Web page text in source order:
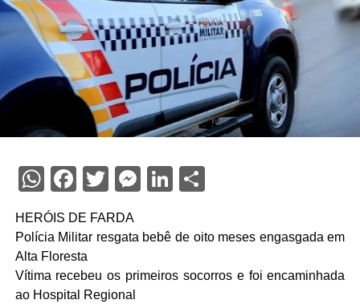
WhatsApp
Facebook
Twitter
Messenger
LinkedIn
Share
HERÓIS DE FARDA
Polícia Militar resgata bebê de oito meses engasgada em
Alta Floresta
Vítima recebeu os primeiros socorros e foi encaminhada
ao Hospital Regional